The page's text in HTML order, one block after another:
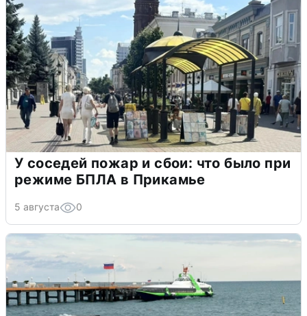
У соседей пожар и сбои: что было при
режиме БПЛА в Прикамье
5 августа 0